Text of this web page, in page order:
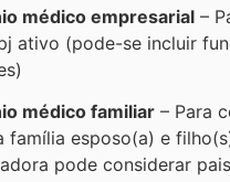
médico empresarial –
ativo (pode-se incluir
médico familiar – Para
família esposo(a) e
pode considerar